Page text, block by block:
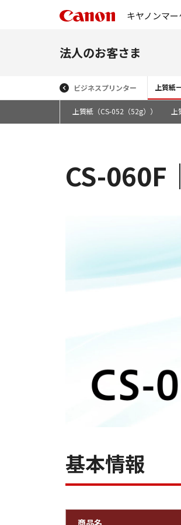
キヤノンマ
法人のお客さま
ビジネスプリンター 上質紙
上質紙（CS-052（52g））
CS-060F
基本情報